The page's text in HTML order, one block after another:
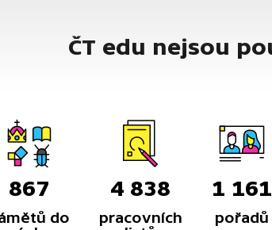
ČT edu nejsou
867
do
4 838
pracovních
1 161
pořadů